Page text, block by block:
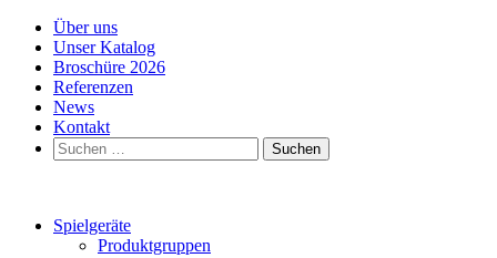
Über uns
Unser Katalog
Broschüre 2026
Referenzen
News
Kontakt
Suchen
nach:
Spielgeräte
Produktgruppen